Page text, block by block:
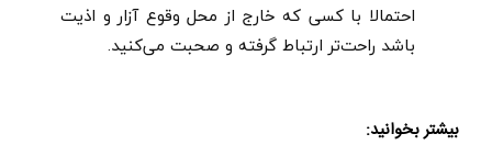
احتمالا با کسی که خارج از محل وقوع آزار و اذیت
باشد راحت‌تر ارتباط گرفته و صحبت می‌کنید.
بیشتر بخوانید: